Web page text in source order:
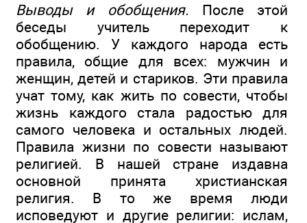
Выводы и обобщения. После этой
беседы учитель переходит к
обобщению. У каждого народа есть
правила, общие для всех: мужчин и
женщин, детей и стариков. Эти правила
учат тому, как жить по совести, чтобы
жизнь каждого стала радостью для
самого человека и остальных людей.
Правила жизни по совести называют
религией. В нашей стране издавна
основной принята христианская
религия. В то же время люди
исповедуют и другие религии: ислам,